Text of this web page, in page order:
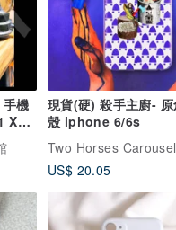
機
XR
現貨(硬) 殺手主廚- 原創手機
殼 iphone 6/6s
Two Horses Carousel
US$ 20.05